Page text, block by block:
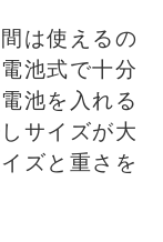
は使えるの
池式で十分
池を入れる
サイズが大
ズと重さを